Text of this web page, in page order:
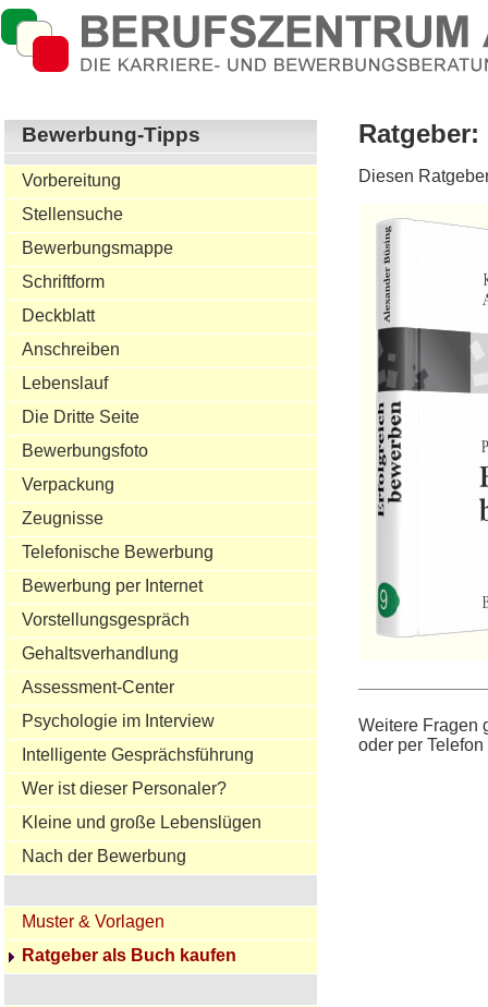
Bewerbung-Tipps
Vorbereitung
Stellensuche
Bewerbungsmappe
Schriftform
Deckblatt
Anschreiben
Lebenslauf
Die Dritte Seite
Bewerbungsfoto
Verpackung
Zeugnisse
Telefonische Bewerbung
Bewerbung per Internet
Vorstellungsgespräch
Gehaltsverhandlung
Assessment-Center
Psychologie im Interview
Intelligente Gesprächsführung
Wer ist dieser Personaler?
Kleine und große Lebenslügen
Nach der Bewerbung
Muster & Vorlagen
Ratgeber als Buch kaufen
Diesen
Weitere Fragen
oder per